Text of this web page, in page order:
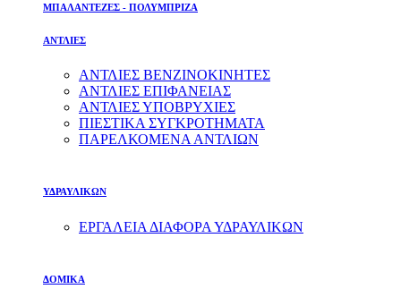
ΜΠΑΛΑΝΤΕΖΕΣ - ΠΟΛΥΜΠΡΙΖΑ
ΑΝΤΛΙΕΣ
ΑΝΤΛΙΕΣ ΒΕΝΖΙΝΟΚΙΝΗΤΕΣ
ΑΝΤΛΙΕΣ ΕΠΙΦΑΝΕΙΑΣ
ΑΝΤΛΙΕΣ ΥΠΟΒΡΥΧΙΕΣ
ΠΙΕΣΤΙΚΑ ΣΥΓΚΡΟΤΗΜΑΤΑ
ΠΑΡΕΛΚΟΜΕΝΑ ΑΝΤΛΙΩΝ
ΥΔΡΑΥΛΙΚΩΝ
ΕΡΓΑΛΕΙΑ ΔΙΑΦΟΡΑ ΥΔΡΑΥΛΙΚΩΝ
ΔΟΜΙΚΑ